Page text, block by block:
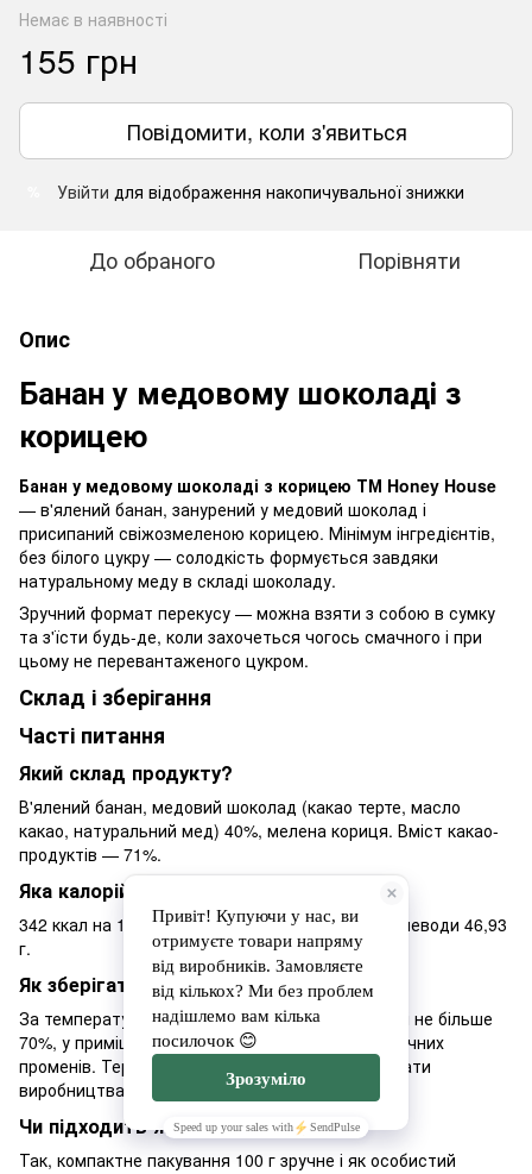
Немає в наявності
155 грн
Повідомити, коли з'явиться
Увійти для відображення накопичувальної знижки
До обраного Порівняти
Опис
Банан у медовому шоколаді з
корицею
Банан у медовому шоколаді з корицею ТМ Honey House
— в'ялений банан, занурений у медовий шоколад і
присипаний свіжозмеленою корицею. Мінімум інгредієнтів,
без білого цукру — солодкість формується завдяки
натуральному меду в складі шоколаду.
Зручний формат перекусу — можна взяти з собою в сумку
та з'їсти будь-де, коли захочеться чогось смачного і при
цьому не перевантаженого цукром.
Склад і зберігання
Часті питання
Який склад продукту?
В'ялений банан, медовий шоколад (какао терте, масло
какао, натуральний мед) 40%, мелена кориця. Вміст какао-
продуктів — 71%.
Яка калорійність?
342 ккал на 100 г; білки 11,8 г, жири 13,44 г, вуглеводи 46,93
г.
Як зберігати?
За температури 18°C ± 3°C і відносної вологості не більше
70%, у приміщенні, захищеному від прямих сонячних
променів. Термін придатності — 6 місяців від дати
виробництва.
Чи підходить як подарунок?
Так, компактне пакування 100 г зручне і як особистий